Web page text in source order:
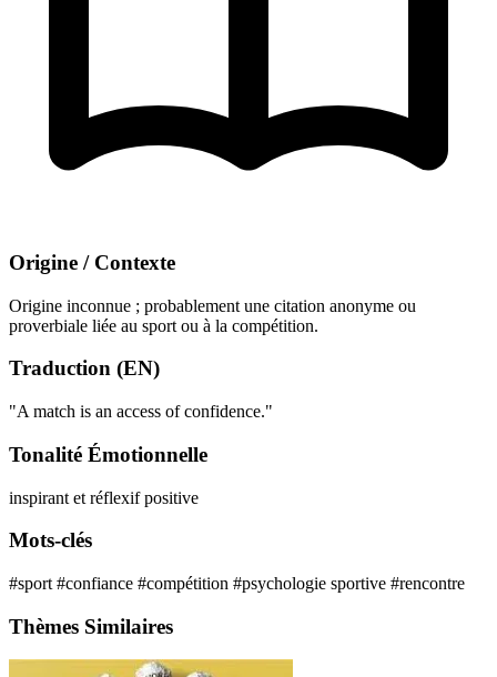
Origine / Contexte
Origine inconnue ; probablement une citation anonyme ou
proverbiale liée au sport ou à la compétition.
Traduction (EN)
"A match is an access of confidence."
Tonalité Émotionnelle
inspirant et réflexifpositive
Mots-clés
#sport #confiance #compétition #psychologie sportive #rencontre
Thèmes Similaires